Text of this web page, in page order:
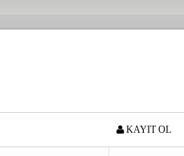
KAYIT OL